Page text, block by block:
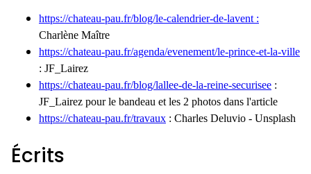
https://chateau-pau.fr/blog/le-calendrier-de-lavent :
Charlène Maître
https://chateau-pau.fr/agenda/evenement/le-prince-et-la-ville
: JF_Lairez
https://chateau-pau.fr/blog/lallee-de-la-reine-securisee :
JF_Lairez pour le bandeau et les 2 photos dans l'article
https://chateau-pau.fr/travaux : Charles Deluvio - Unsplash
Écrits